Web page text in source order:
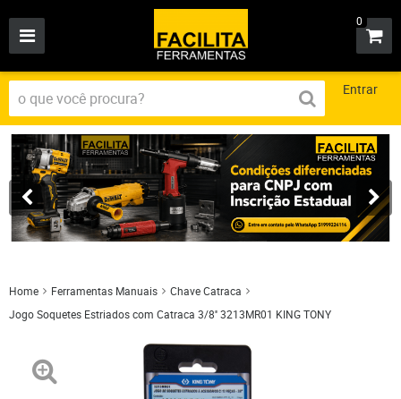
0
Entrar
Home Ferramentas Manuais
Chave Catraca
Jogo Soquetes Estriados com Catraca 3/8'' 3213MR01 KING TONY